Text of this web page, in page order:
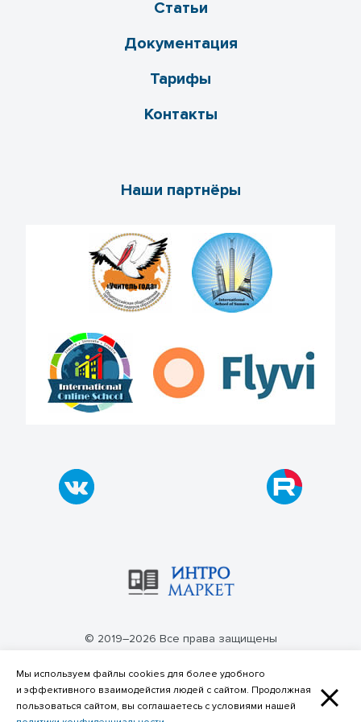
Статьи
Документация
Тарифы
Контакты
Наши партнёры
© 2019–2026 Все права защищены
Политика конфиденциальности
Мы используем файлы cookies для более удобного
и эффективного взаимодейстия людей с сайтом. Продолжная
пользоваться сайтом, вы соглашаетесь с условиями нашей